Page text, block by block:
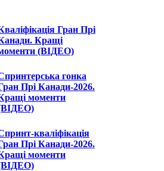
Гран Прі
Кращі
(ВІДЕО)
гонка
Прі Канади-2026.
моменти
кваліфікація
Прі Канади-2026.
моменти